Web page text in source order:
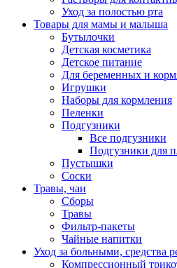
Уход за полостью рта
Товары для мамы и малыша
Бутылочки
Детская косметика
Детское питание
Для беременных и
Игрушки
Наборы для кормления
Пеленки
Подгузники
Все подгузники
Подгузники для
Пустышки
Соски
Травы, чаи
Сборы
Травы
Фильтр-пакеты
Чайные напитки
Уход за больными, средства
Компрессионный